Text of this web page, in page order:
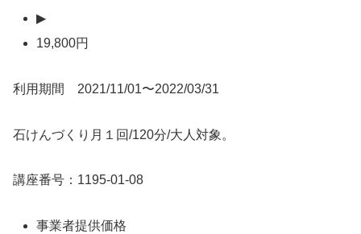
▶
19,800円
利用期間 2021/11/01〜2022/03/31
石けんづくり月１回/120分/大人対象。
講座番号：1195-01-08
事業者提供価格